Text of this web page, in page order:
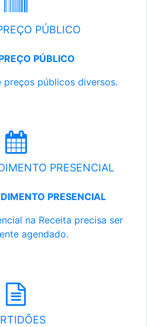
PÚBLICO
PÚBLICO
preços públicos diversos.
PRESENCIAL
PRESENCIAL
na Receita precisa ser
agendado.